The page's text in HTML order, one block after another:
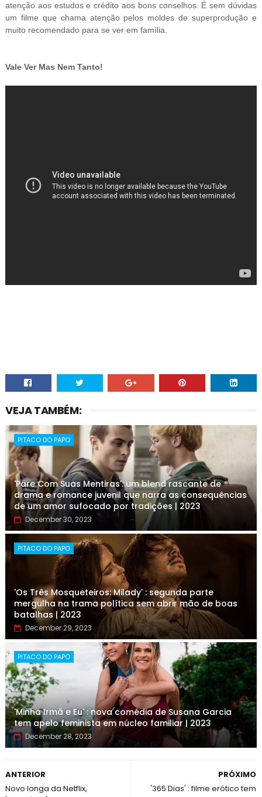
atenção aos estudos e crédito aos bons conselhos. É sem dúvidas
um filme que chama atenção pelos moldes de superprodução e
muito recomendado para se ver em família.
Vale Ver Mas Nem Tanto!
VEJA TAMBÉM:
PITACO DO PAPO
'Pare Com Suas Mentiras': um blend rascante de
drama e romance juvenil que narra as consequências
de um amor sufocado por tradições | 2023
December 30, 2023
PITACO DO PAPO
'Os Três Mosqueteiros: Milady' : segunda parte
mergulha na trama política sem abrir mão de boas
batalhas | 2023
December 29, 2023
PITACO DO PAPO
'Minha Irmã e Eu' : nova comédia de Susana Garcia
tem apelo feminista em núcleo familiar | 2023
December 28, 2023
PRÓXIMO
'365 Dias' : filme erótico tem
ANTERIOR
Novo longa da Netflix,